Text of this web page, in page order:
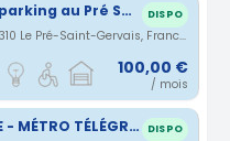
Grande place de parking au Pré Saint Gervais DISPO
6 Rue Paul De Kock, 93310 Le Pré-Saint-Gervais, France · 0.79 km
100,00 €
/ mois
PARKING PARIS 19E - MÉTRO TÉLÉGRAPHE - RUE DE BELLEVILLE DISPO